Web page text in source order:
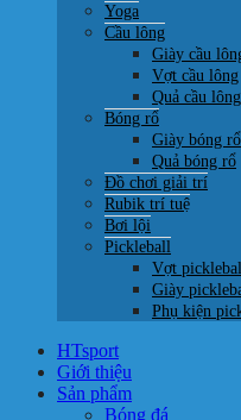
Yoga
Cầu lông
Giày cầu
Vợt cầu lông
Quả cầu lông
Bóng rổ
Giày bóng rổ
Quả bóng rổ
Đồ chơi giải trí
Rubik trí tuệ
Bơi lội
Pickleball
Vợt
Giày
Phụ kiện
HTsport
Giới thiệu
Sản phẩm
Bóng đá